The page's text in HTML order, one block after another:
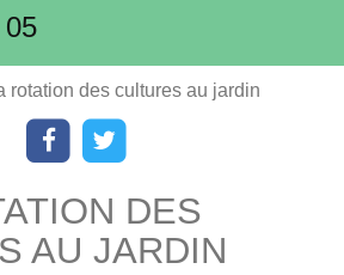
rotation des cultures au jardin
DES
AU JARDIN